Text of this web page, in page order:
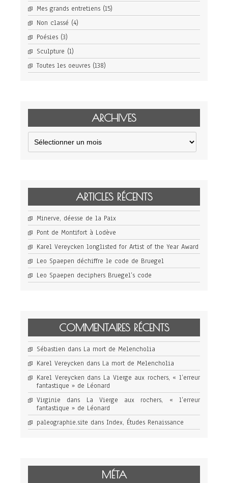
Mes grands entretiens (15)
Non classé (4)
Poésies (3)
Sculpture (1)
Toutes les oeuvres (138)
ARCHIVES
Archives
ARTICLES RÉCENTS
Minerve, déesse de la Paix
Pont de Montifort à Lodève
Karel Vereycken longlisted for Artist of the Year Award
Leo Spaepen déchiffre le code de Bruegel
Leo Spaepen deciphers Bruegel’s code
COMMENTAIRES RÉCENTS
Sébastien dans La mort de Melencholia
Karel Vereycken dans La mort de Melencholia
Karel Vereycken dans La Vierge aux rochers, « l’erreur
fantastique » de Léonard
Virginie dans La Vierge aux rochers, « l’erreur
fantastique » de Léonard
paleographie.site dans Index, Études Renaissance
MÉTA